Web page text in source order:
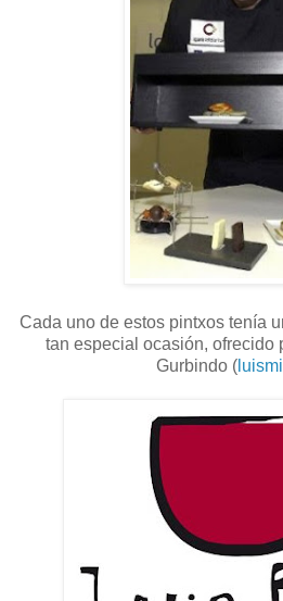
Cada uno de estos pintxos tenía
tan especial ocasión, ofrecido
Gurbindo (